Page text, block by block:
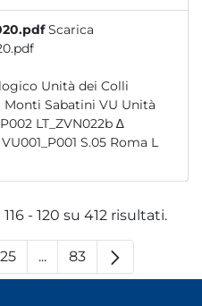
Scarica
Unità dei Colli
Sabatini VU Unità
LT_ZVN022b ∆
S.05 Roma L
- 120 su 412 risultati.
Pagina
25 ...Pagine intermedie
Pagina
83